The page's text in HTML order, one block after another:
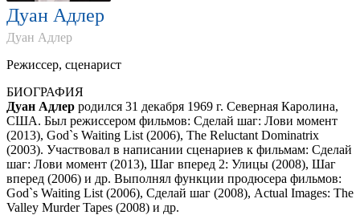
Дуан Адлер
Дуан Адлер
Режиссер, сценарист
БИОГРАФИЯ
Дуан Адлер родился 31 декабря 1969 г. Северная Каролина,
США. Был режиссером фильмов: Сделай шаг: Лови момент
(2013), God`s Waiting List (2006), The Reluctant Dominatrix
(2003). Участвовал в написании сценариев к фильмам: Сделай
шаг: Лови момент (2013), Шаг вперед 2: Улицы (2008), Шаг
вперед (2006) и др. Выполнял функции продюсера фильмов:
God`s Waiting List (2006), Сделай шаг (2008), Actual Images: The
Valley Murder Tapes (2008) и др.